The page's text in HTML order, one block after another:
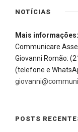
NOTÍCIAS
Mais informações:
Communicare
Giovanni Romão:
(telefone e
POSTS